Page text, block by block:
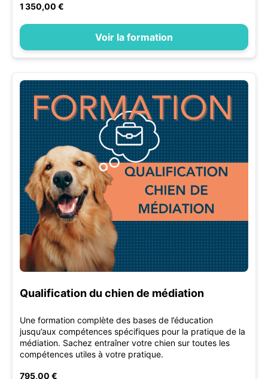
1 350,00 €
Voir la formation
Qualification du chien de médiation
Une formation complète des bases de l’éducation
jusqu’aux compétences spécifiques pour la pratique de la
médiation. Sachez entraîner votre chien sur toutes les
compétences utiles à votre pratique.
795,00 €